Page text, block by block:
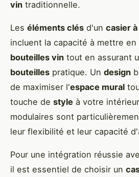
vin traditionnelle.
Les éléments clés d'un casier
incluent la capacité à mettre en
bouteilles vin tout en assurant
bouteilles pratique. Un design
de maximiser l'espace mural
touche de style à votre
modulaires sont
leur flexibilité et leur capacité
Pour une intégration réussie
il est essentiel de choisir un